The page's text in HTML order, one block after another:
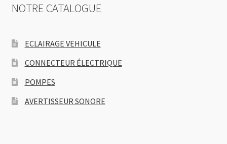
NOTRE CATALOGUE
ECLAIRAGE VEHICULE
CONNECTEUR ÉLECTRIQUE
POMPES
AVERTISSEUR SONORE